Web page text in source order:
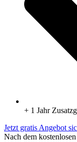
+ 1 Jahr
Jetzt gratis Angebot
Nach dem